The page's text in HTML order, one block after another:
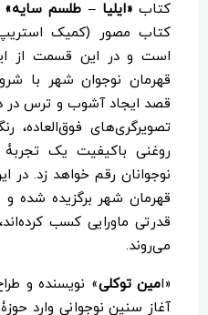
کتاب«ایلیا – طلسم سایه»
کتاب مصور (کمیک
است و در این قسمت از
قهرمان نوجوان شهر با
قصد ایجاد آشوب و ترس در
تصویرگری‌های فوق‌العاده،
روغنی باکیفیت یک تجربۀ
نوجوانان رقم خواهد زد. در
قهرمان شهر برگزیده شده
قدرتی ماورایی کسب
می‌روند.
«امین توکلی» نویسنده و
آغاز سنین نوجوانی وارد